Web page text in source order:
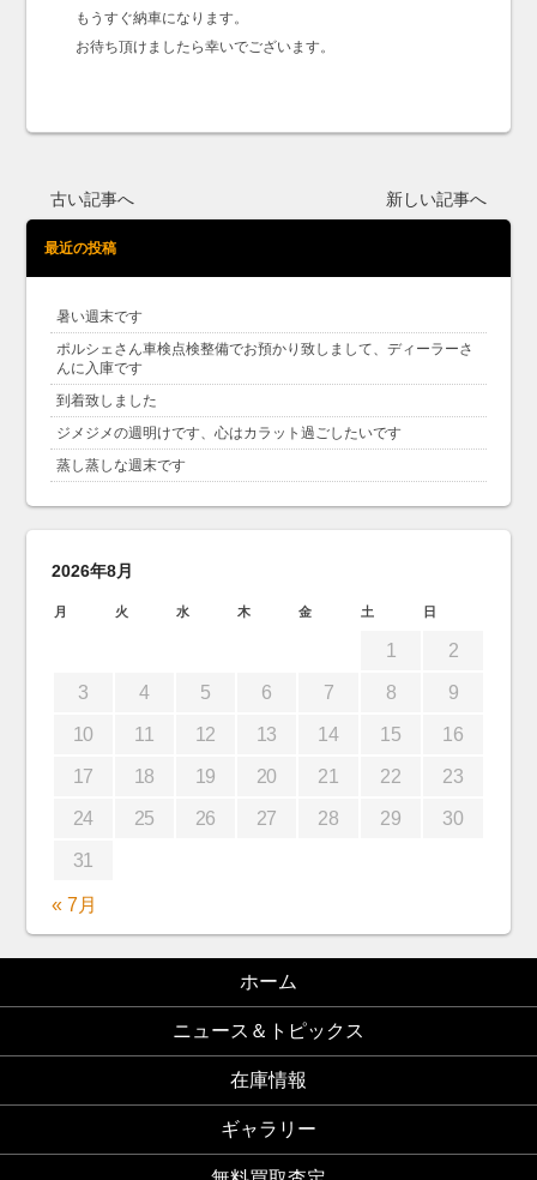
もうすぐ納車になります。
お待ち頂けましたら幸いでございます。
古い記事へ 新しい記事へ
最近の投稿
暑い週末です
ポルシェさん車検点検整備でお預かり致しまして、ディーラーさ
んに入庫です
到着致しました
ジメジメの週明けです、心はカラット過ごしたいです
蒸し蒸しな週末です
2026年8月
月 火 水 木 金 土 日
1 2
3 4 5 6 7 8 9
10 11 12 13 14 15 16
17 18 19 20 21 22 23
24 25 26 27 28 29 30
31
« 7月
ホーム
ニュース＆トピックス
在庫情報
ギャラリー